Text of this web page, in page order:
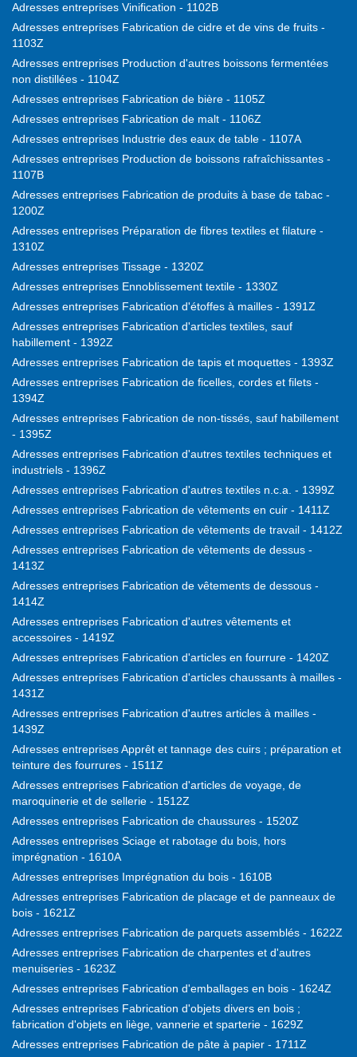
Adresses entreprises Vinification - 1102B
Adresses entreprises Fabrication de cidre et de vins de fruits -
1103Z
Adresses entreprises Production d'autres boissons fermentées
non distillées - 1104Z
Adresses entreprises Fabrication de bière - 1105Z
Adresses entreprises Fabrication de malt - 1106Z
Adresses entreprises Industrie des eaux de table - 1107A
Adresses entreprises Production de boissons rafraîchissantes -
1107B
Adresses entreprises Fabrication de produits à base de tabac -
1200Z
Adresses entreprises Préparation de fibres textiles et filature -
1310Z
Adresses entreprises Tissage - 1320Z
Adresses entreprises Ennoblissement textile - 1330Z
Adresses entreprises Fabrication d'étoffes à mailles - 1391Z
Adresses entreprises Fabrication d'articles textiles, sauf
habillement - 1392Z
Adresses entreprises Fabrication de tapis et moquettes - 1393Z
Adresses entreprises Fabrication de ficelles, cordes et filets -
1394Z
Adresses entreprises Fabrication de non-tissés, sauf habillement
- 1395Z
Adresses entreprises Fabrication d'autres textiles techniques et
industriels - 1396Z
Adresses entreprises Fabrication d'autres textiles n.c.a. - 1399Z
Adresses entreprises Fabrication de vêtements en cuir - 1411Z
Adresses entreprises Fabrication de vêtements de travail - 1412Z
Adresses entreprises Fabrication de vêtements de dessus -
1413Z
Adresses entreprises Fabrication de vêtements de dessous -
1414Z
Adresses entreprises Fabrication d'autres vêtements et
accessoires - 1419Z
Adresses entreprises Fabrication d'articles en fourrure - 1420Z
Adresses entreprises Fabrication d'articles chaussants à mailles -
1431Z
Adresses entreprises Fabrication d'autres articles à mailles -
1439Z
Adresses entreprises Apprêt et tannage des cuirs ; préparation et
teinture des fourrures - 1511Z
Adresses entreprises Fabrication d'articles de voyage, de
maroquinerie et de sellerie - 1512Z
Adresses entreprises Fabrication de chaussures - 1520Z
Adresses entreprises Sciage et rabotage du bois, hors
imprégnation - 1610A
Adresses entreprises Imprégnation du bois - 1610B
Adresses entreprises Fabrication de placage et de panneaux de
bois - 1621Z
Adresses entreprises Fabrication de parquets assemblés - 1622Z
Adresses entreprises Fabrication de charpentes et d'autres
menuiseries - 1623Z
Adresses entreprises Fabrication d'emballages en bois - 1624Z
Adresses entreprises Fabrication d'objets divers en bois ;
fabrication d'objets en liège, vannerie et sparterie - 1629Z
Adresses entreprises Fabrication de pâte à papier - 1711Z